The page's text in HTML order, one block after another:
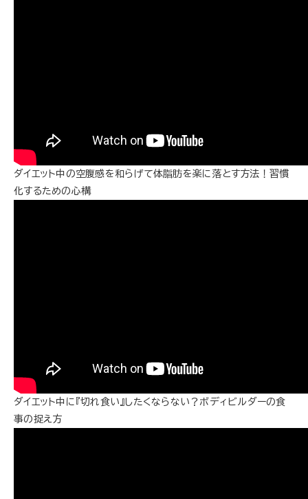
ダイエット中の空腹感を和らげて体脂肪を楽に落とす方法！習慣
化するための心構
ダイエット中に『切れ食い』したくならない？ボディビルダーの食
事の捉え方